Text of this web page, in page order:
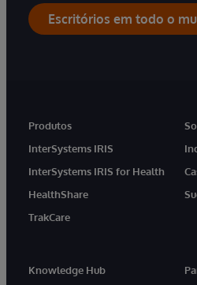
Escritórios em todo o
Produtos
InterSystems IRIS
InterSystems IRIS for Health
HealthShare
TrakCare
Knowledge Hub